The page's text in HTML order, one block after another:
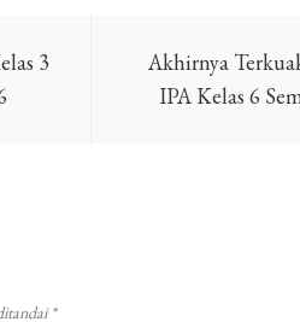
3
Akhirnya
IPA Kelas 6
*